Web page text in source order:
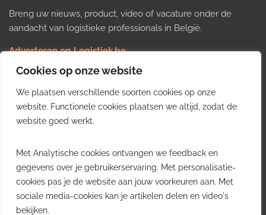
Cookies op onze website
We plaatsen verschillende soorten cookies op onze
website. Functionele cookies plaatsen we altijd, zodat de
website goed werkt.
Met Analytische cookies ontvangen we feedback en
gegevens over je gebruikerservaring. Met personalisatie-
cookies pas je de website aan jouw voorkeuren aan. Met
sociale media-cookies kan je artikelen delen en video's
bekijken.
Breng uw nieuws, product, video of vacature onder de
aandacht van logistieke professionals in België.
Adverteren op Logistiek.be
Nieuws insturen
Uw video op Logistiek.TV
Job plaatsen
Gratis wekelijkse update
inzichten uit de Belgische logistieke sector in uw inbox.
Ontvang je gratis
wekelijkse update